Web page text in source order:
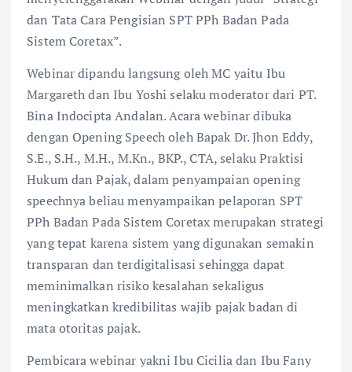
dan Tata Cara Pengisian SPT PPh Badan Pada
Sistem Coretax”.
Webinar dipandu langsung oleh MC yaitu Ibu
Margareth dan Ibu Yoshi selaku moderator dari PT.
Bina Indocipta Andalan. Acara webinar dibuka
dengan Opening Speech oleh Bapak Dr. Jhon Eddy,
S.E., S.H., M.H., M.Kn., BKP., CTA, selaku Praktisi
Hukum dan Pajak, dalam penyampaian opening
speechnya beliau menyampaikan pelaporan SPT
PPh Badan Pada Sistem Coretax merupakan strategi
yang tepat karena sistem yang digunakan semakin
transparan dan terdigitalisasi sehingga dapat
meminimalkan risiko kesalahan sekaligus
meningkatkan kredibilitas wajib pajak badan di
mata otoritas pajak.
Pembicara webinar yakni Ibu Cicilia dan Ibu Fany